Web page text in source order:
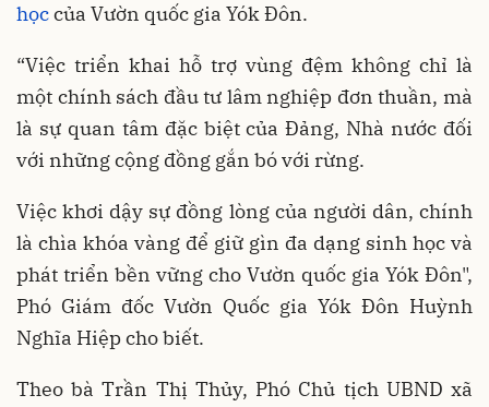
họccủa Vườn quốc gia Yók Đôn.
“Việc triển khai hỗ trợ vùng đệm không chỉ là
một chính sách đầu tư lâm nghiệp đơn thuần, mà
là sự quan tâm đặc biệt của Đảng, Nhà nước đối
với những cộng đồng gắn bó với rừng.
Việc khơi dậy sự đồng lòng của người dân, chính
là chìa khóa vàng để giữ gìn đa dạng sinh học và
phát triển bền vững cho Vườn quốc gia Yók Đôn",
Phó Giám đốc Vườn Quốc gia Yók Đôn Huỳnh
Nghĩa Hiệp cho biết.
Theo bà Trần Thị Thủy, Phó Chủ tịch UBND xã